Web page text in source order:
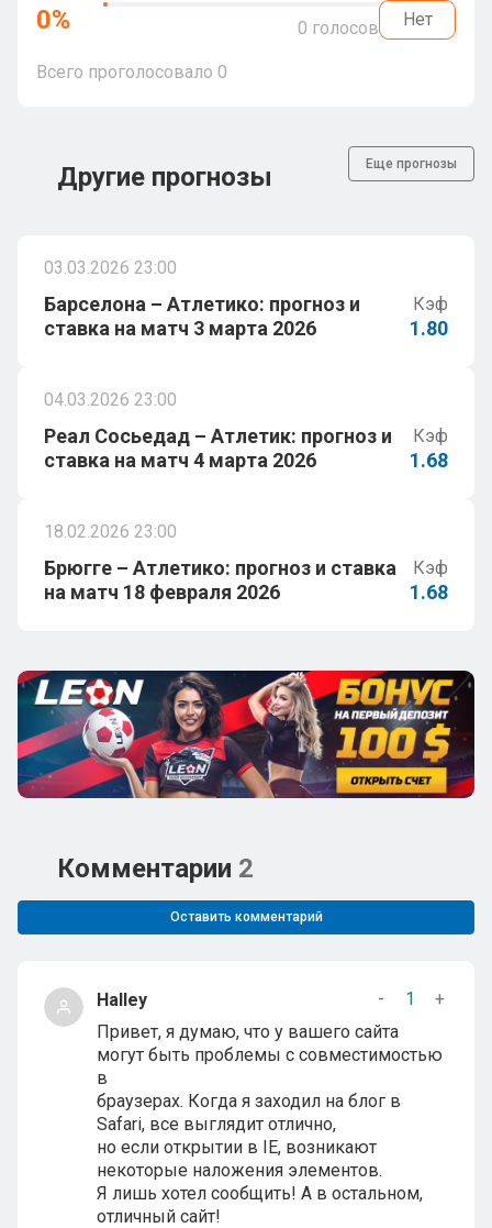
0% 0 голосов Нет
Всего проголосовало 0
Другие прогнозы Еще прогнозы
03.03.2026 23:00
Барселона – Атлетико: прогноз и
ставка на матч 3 марта 2026
Кэф
1.80
04.03.2026 23:00
Реал Сосьедад – Атлетик: прогноз и
ставка на матч 4 марта 2026
Кэф
1.68
18.02.2026 23:00
Брюгге – Атлетико: прогноз и ставка
на матч 18 февраля 2026
Кэф
1.68
Комментарии 2
Оставить комментарий
Halley - 1
+
Привет, я думаю, что у вашего сайта
могут быть проблемы с совместимостью
в
браузерах. Когда я заходил на блог в
Safari, все выглядит отлично,
но если открытии в IE, возникают
некоторые наложения элементов.
Я лишь хотел сообщить! А в остальном,
отличный сайт!